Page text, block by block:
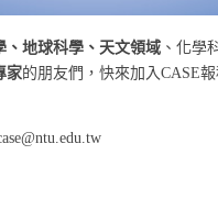
、地球科學、天文領域 、化學
家的朋友們，快來加入CASE